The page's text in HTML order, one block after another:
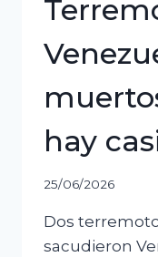
hay
25/06/2026
Dos
sacudieron